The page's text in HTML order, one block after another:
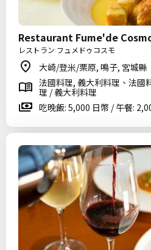
Restaurant Fume'de
レストラン フュメドゥコスモ
大崎/登米/栗原, 鳴子, 宮城縣
法國料理, 義大利料理、法國
理 / 義大利料理
吃晚飯: 5,000 日幣 / 午餐: